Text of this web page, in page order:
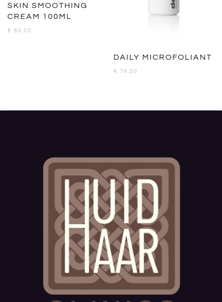
SKIN SMOOTHING
CREAM 100ML
€ 84,00
DAILY MICROFOLIANT
€ 74,00